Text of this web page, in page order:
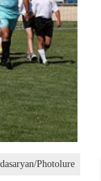
Photolure